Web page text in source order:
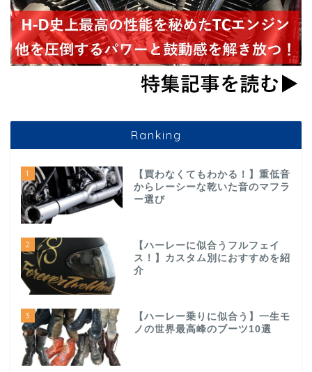
Ranking
1
【買わなくてもわかる！】重低音
からレーシーな乾いた音のマフラ
ー選び
2
【ハーレーに似合うフルフェイ
ス！】カスタム別におすすめを紹
介
3
【ハーレー乗りに似合う】一生モ
ノの世界最高峰のブーツ10選